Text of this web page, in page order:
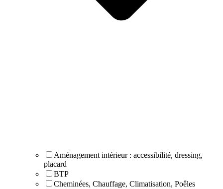
Aménagement intérieur : accessibilité, dressing,
placard
BTP
Cheminées, Chauffage, Climatisation, Poêles